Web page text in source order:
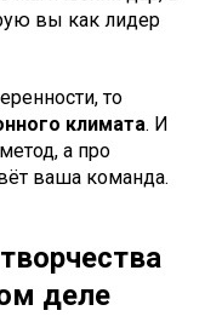
вы как лидер
то
климата. И
а про
ваша команда.
деле